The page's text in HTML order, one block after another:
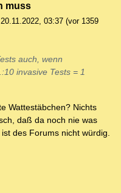
muss
03:37 (vor 1359
auch, wenn
invasive Tests = 1
Wattestäbchen? Nichts
daß da noch nie was
des Forums nicht würdig.